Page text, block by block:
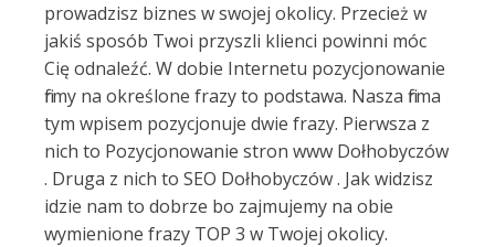
prowadzisz biznes w swojej okolicy. Przecież w
jakiś sposób Twoi przyszli klienci powinni móc
Cię odnaleźć. W dobie Internetu pozycjonowanie
firmy na określone frazy to podstawa. Nasza firma
tym wpisem pozycjonuje dwie frazy. Pierwsza z
nich to Pozycjonowanie stron www Dołhobyczów
. Druga z nich to SEO Dołhobyczów . Jak widzisz
idzie nam to dobrze bo zajmujemy na obie
wymienione frazy TOP 3 w Twojej okolicy.